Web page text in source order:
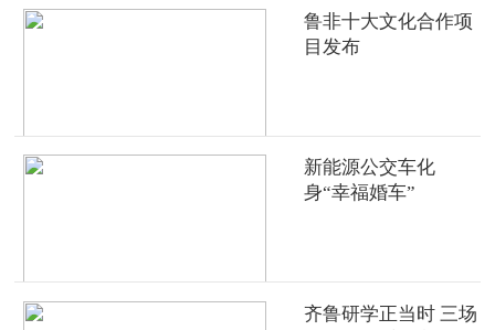
鲁非十大文化合作项
目发布
新能源公交车化
身“幸福婚车”
齐鲁研学正当时 三场